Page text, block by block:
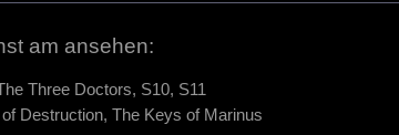
am ansehen:
Three Doctors, S10, S11
Destruction, The Keys of Marinus